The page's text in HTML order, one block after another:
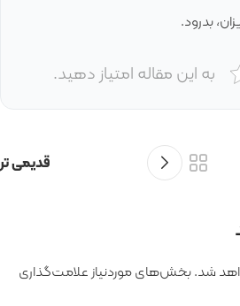
بدرود.
به این مقاله امتیاز دهید.
قدیمی تر
شد.بخش‌های موردنیاز علامت‌گذاری